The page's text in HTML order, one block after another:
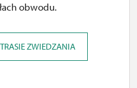
obwodu.
ZWIEDZANIA